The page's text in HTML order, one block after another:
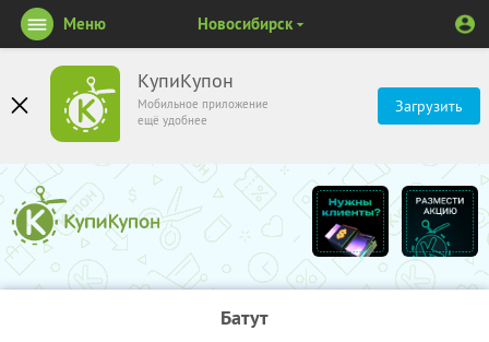
КупиКупон
Мобильное приложение
ещё удобнее
Загрузить
Меню Новосибирск
Батут